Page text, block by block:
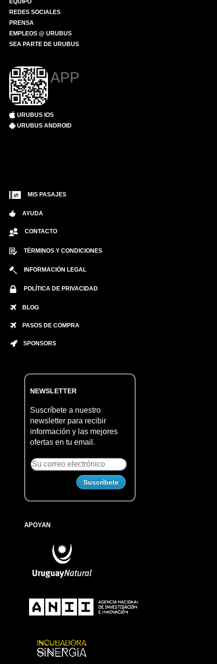
EQUIPO
REDES SOCIALES
PRENSA
EMPLEOS @ URUBUS
SEA PARTE DE URUBUS
APP
URUBUS IOS
URUBUS ANDROID
MIS PASAJES
AYUDA
CONTACTO
TÉRMINOS Y CONDICIONES
INFORMACIÓN LEGAL
POLÍTICA DE PRIVACIDAD
BLOG
PASOS DE COMPRA
SPONSORS
NEWSLETTER
Suscríbete a nuestro
newsletter para recibir
información y las mejores
ofertas en tu email.
APOYAN